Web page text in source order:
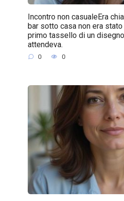
Incontro non casualeEra
bar sotto casa non era stato
primo tassello di un
attendeva.
0 0